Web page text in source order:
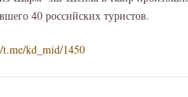
40 российских туристов.
t.me/kd_mid/1450